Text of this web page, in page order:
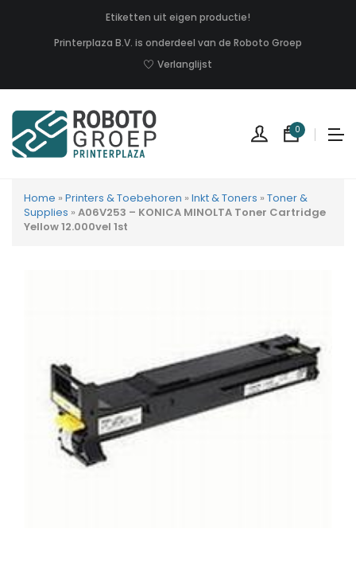
Etiketten uit eigen productie!
Printerplaza B.V. is onderdeel van de Roboto Groep
Verlanglijst
0
Home » Printers & Toebehoren » Inkt & Toners » Toner &
Supplies » A06V253 – KONICA MINOLTA Toner Cartridge
Yellow 12.000vel 1st